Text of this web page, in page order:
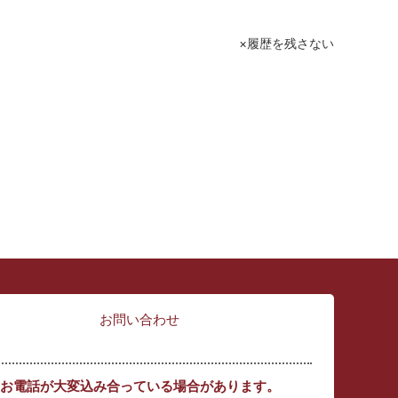
履歴を残さない
お問い合わせ
お電話が大変込み合っている場合があります。